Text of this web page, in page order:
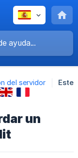
del servidor
Este
un